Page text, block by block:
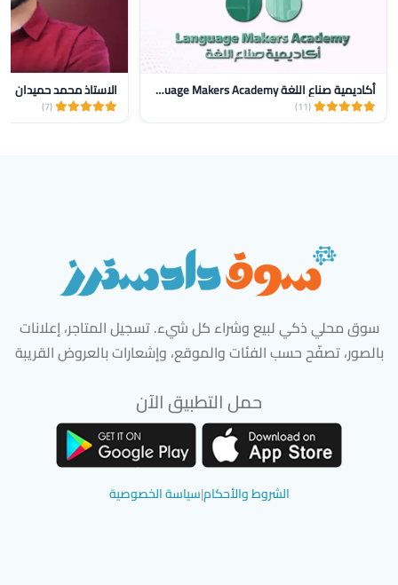
أكاديمية صناع اللغة Language Makers Academy
(11)
الاستاذ محمد حميدان
(7)
سوق محلي ذكي لبيع وشراء كل شيء. تسجيل المتاجر، إعلانات
بالصور، تصفّح حسب الفئات والموقع، وإشعارات بالعروض القريبة
حمل التطبيق الآن
الشروط والأحكام|سياسة الخصوصية